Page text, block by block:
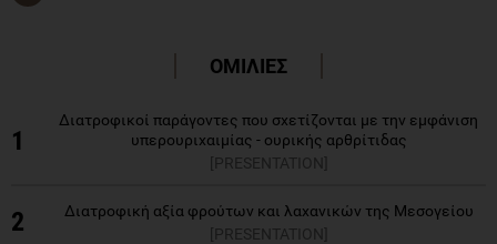
ΟΜΙΛΙΕΣ
1
Διατροφικοί παράγοντες που σχετίζονται με την εμφάνιση
υπερουριχαιμίας - ουρικής αρθρίτιδας
[PRESENTATION]
2
Διατροφική αξία φρούτων και λαχανικών της Μεσογείου
[PRESENTATION]